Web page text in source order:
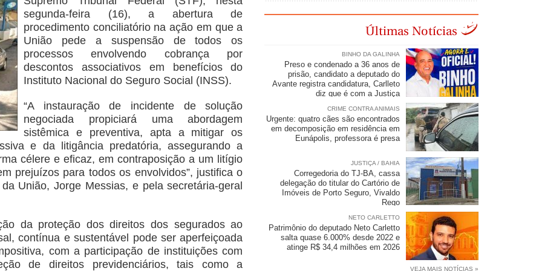
segunda-feira (16), a abertura de
procedimento conciliatório na ação em que a
União pede a suspensão de todos os
processos envolvendo cobrança por
descontos associativos em benefícios do
Instituto Nacional do Seguro Social (INSS).
“A instauração de incidente de solução
negociada propiciará uma abordagem
sistêmica e preventiva, apta a mitigar os
e da litigância predatória, assegurando a
célere e eficaz, em contraposição a um litígio
prejuízos para todos os envolvidos”, justifica o
União, Jorge Messias, e pela secretária-geral
da proteção dos direitos dos segurados ao
contínua e sustentável pode ser aperfeiçoada
com a participação de instituições com
de direitos previdenciários, tais como a
Últimas Notícias
BINHO DA GALINHA
Preso e condenado a 36 anos de
prisão, candidato a deputado do
Avante registra candidatura, Carlleto
diz que é com a Justiça
CRIME CONTRA ANIMAIS
Urgente: quatro cães são encontrados
em decomposição em residência em
Eunápolis, professora é presa
JUSTIÇA / BAHIA
Corregedoria do TJ-BA, cassa
delegação do titular do Cartório de
Imóveis de Porto Seguro, Vivaldo
Rego
NETO CARLETTO
Patrimônio do deputado Neto Carletto
salta quase 6.000% desde 2022 e
atinge R$ 34,4 milhões em 2026
VEJA MAIS NOTÍCIAS »